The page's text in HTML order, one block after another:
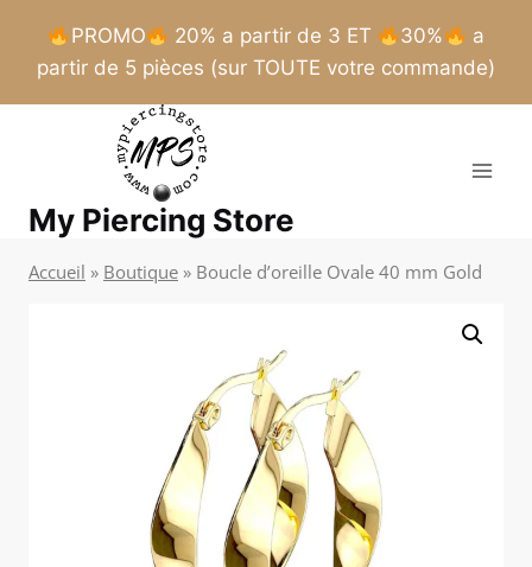
PROMO 20% a partir de 3 ET 30%
a
partir de 5 pièces (sur TOUTE votre commande)
My Piercing Store
Accueil » Boutique » Boucle d’oreille Ovale 40 mm Gold